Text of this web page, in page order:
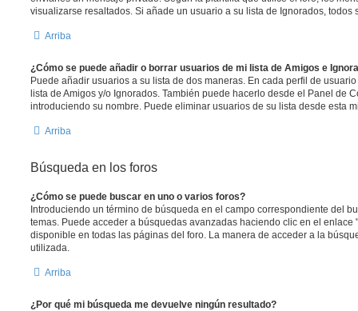
visualizarse resaltados. Si añade un usuario a su lista de Ignorados, todos
Arriba
¿Cómo se puede añadir o borrar usuarios de mi lista de Amigos e
Puede añadir usuarios a su lista de dos maneras. En cada perfil de
lista de Amigos y/o Ignorados. También puede hacerlo desde el Panel de
introduciendo su nombre. Puede eliminar usuarios de su lista desde esta
Arriba
Búsqueda en los foros
¿Cómo se puede buscar en uno o varios foros?
Introduciendo un término de búsqueda en el campo correspondiente del
temas. Puede acceder a búsquedas avanzadas haciendo clic en el enlace
disponible en todas las páginas del foro. La manera de acceder a la
utilizada.
Arriba
¿Por qué mi búsqueda me devuelve ningún resultado?